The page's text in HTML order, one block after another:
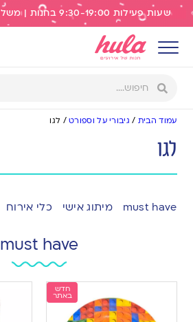
שעות פעילות 9:30-19:00 בחנות | משלוח חינם מעל 299 ש"ח
עמוד הבית / גיבורי על וספורט/ לגו
לגו
must have מיתוג אישי כלי אירוח
must have
חדש
באתר